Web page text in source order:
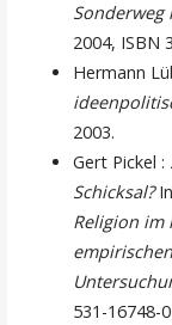
Sonderweg
2004, ISBN
Hermann
2003.
Gert Pickel :
Schicksal?
Religion im
531-16748-